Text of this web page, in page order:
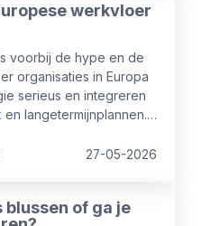
werkvloer
voorbij de hype en de
organisaties in Europa
serieus en integreren
langetermijnplannen.
27-05-2026
blussen of ga je